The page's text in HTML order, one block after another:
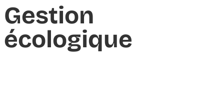
Gestion
écologique